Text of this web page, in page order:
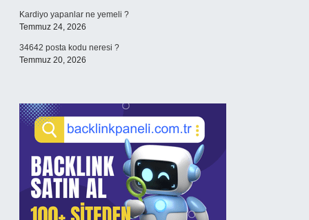
Kardiyo yapanlar ne yemeli ?
Temmuz 24, 2026
34642 posta kodu neresi ?
Temmuz 20, 2026